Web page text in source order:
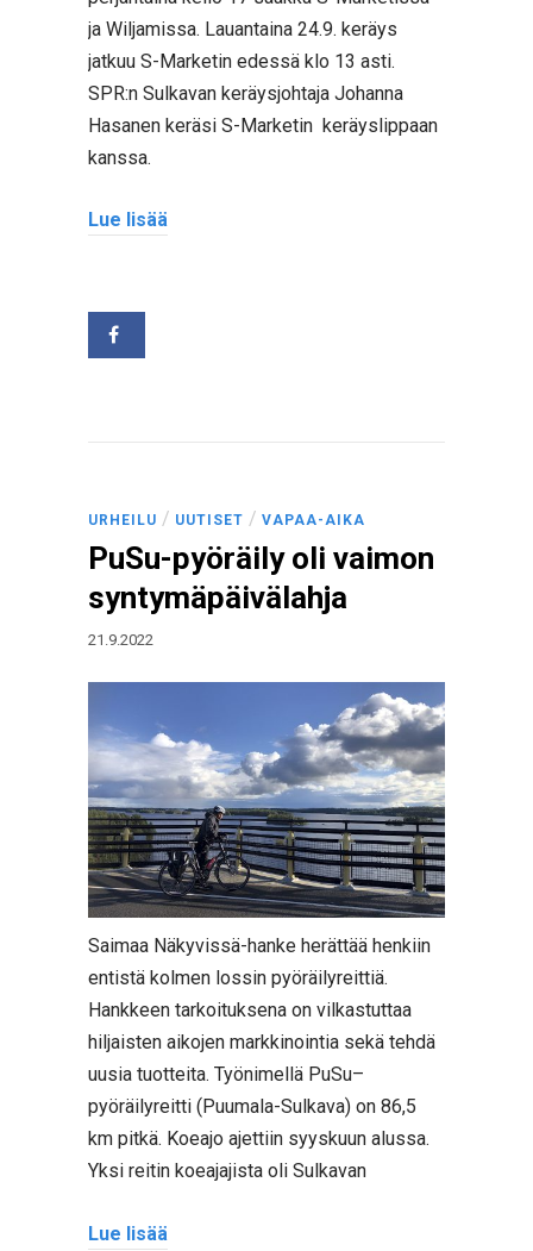
ja Wiljamissa. Lauantaina 24.9. keräys
jatkuu S-Marketin edessä klo 13 asti.
SPR:n Sulkavan keräysjohtaja Johanna
Hasanen keräsi S-Marketin keräyslippaan
kanssa.
Lue lisää
URHEILU / UUTISET / VAPAA-AIKA
PuSu-pyöräily oli vaimon
syntymäpäivälahja
21.9.2022
Saimaa Näkyvissä-hanke herättää henkiin
entistä kolmen lossin pyöräilyreittiä.
Hankkeen tarkoituksena on vilkastuttaa
hiljaisten aikojen markkinointia sekä tehdä
uusia tuotteita. Työnimellä PuSu–
pyöräilyreitti (Puumala-Sulkava) on 86,5
km pitkä. Koeajo ajettiin syyskuun alussa.
Yksi reitin koeajajista oli Sulkavan
Lue lisää